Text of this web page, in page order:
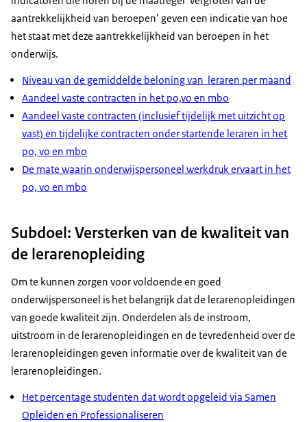
aantrekkelijkheid van beroepen’ geven een indicatie van hoe
het staat met deze aantrekkelijkheid van beroepen in het
onderwijs.
Niveau van de gemiddelde beloning van leraren per maand
Aandeel vaste contracten in het po,vo en mbo
Aandeel vaste contracten (inclusief tijdelijk met uitzicht op
vast) en tijdelijke contracten onder startende leraren in het
po, vo en mbo
De mate waarin onderwijspersoneel werkdruk ervaart in het
po, vo en mbo
Subdoel: Versterken van de kwaliteit van
de lerarenopleiding
Om te kunnen zorgen voor voldoende en goed
onderwijspersoneel is het belangrijk dat de lerarenopleidingen
van goede kwaliteit zijn. Onderdelen als de instroom,
uitstroom in de lerarenopleidingen en de tevredenheid over de
lerarenopleidingen geven informatie over de kwaliteit van de
lerarenopleidingen.
Het percentage studenten dat wordt opgeleid via Samen
Opleiden en Professionaliseren